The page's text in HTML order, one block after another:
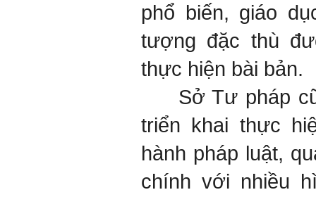
phổ biến, giáo
tượng đặc thù
thực hiện bài bản.
Sở Tư pháp
triển khai thực
hành pháp luật,
chính với nhiều